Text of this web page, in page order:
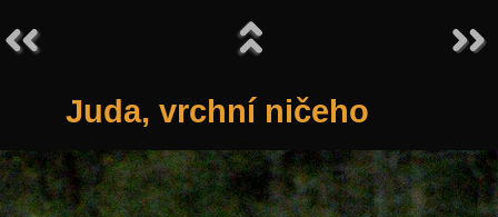
Juda, vrchní ničeho